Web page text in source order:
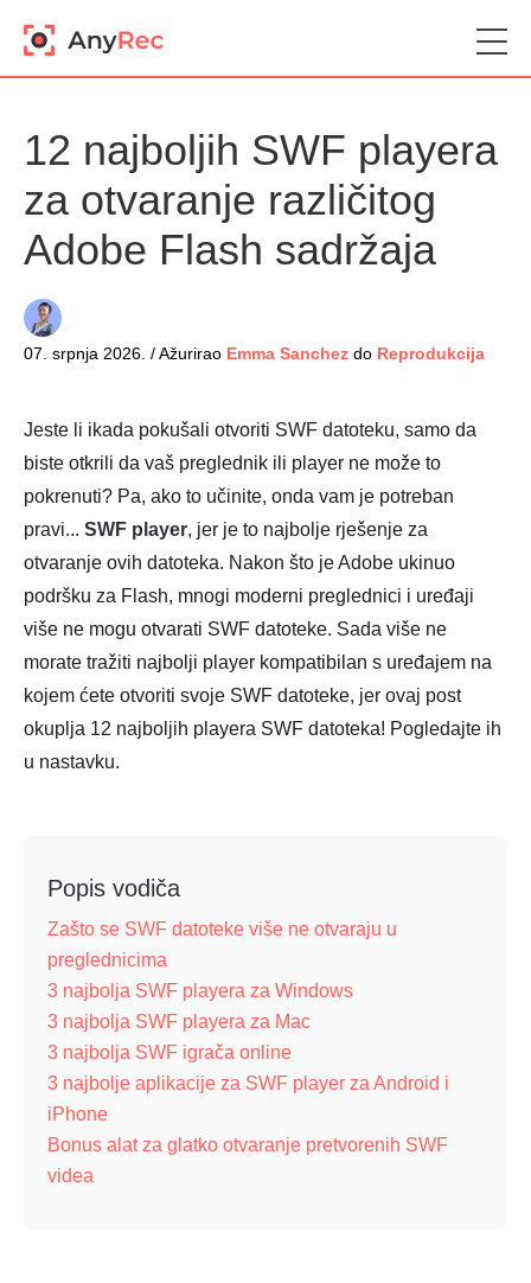
12 najboljih SWF playera
za otvaranje različitog
Adobe Flash sadržaja
07. srpnja 2026. / Ažurirao Emma Sanchez do Reprodukcija
Jeste li ikada pokušali otvoriti SWF datoteku, samo da
biste otkrili da vaš preglednik ili player ne može to
pokrenuti? Pa, ako to učinite, onda vam je potreban
pravi... SWF player, jer je to najbolje rješenje za
otvaranje ovih datoteka. Nakon što je Adobe ukinuo
podršku za Flash, mnogi moderni preglednici i uređaji
više ne mogu otvarati SWF datoteke. Sada više ne
morate tražiti najbolji player kompatibilan s uređajem na
kojem ćete otvoriti svoje SWF datoteke, jer ovaj post
okuplja 12 najboljih playera SWF datoteka! Pogledajte ih
u nastavku.
Popis vodiča
Zašto se SWF datoteke više ne otvaraju u
preglednicima
3 najbolja SWF playera za Windows
3 najbolja SWF playera za Mac
3 najbolja SWF igrača online
3 najbolje aplikacije za SWF player za Android i
iPhone
Bonus alat za glatko otvaranje pretvorenih SWF
videa